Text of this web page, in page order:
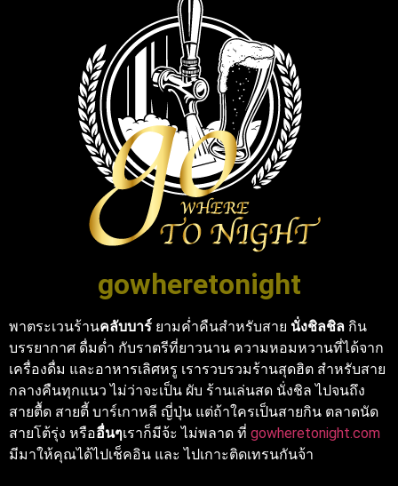
gowheretonight
พาตระเวนร้านคลับบาร์ ยามค่ำคืนสำหรับสาย นั่งชิลชิล กิน
บรรยากาศ ดื่มด่ำ กับราตรีที่ยาวนาน ความหอมหวานที่ได้จาก
เครื่องดื่ม และอาหารเลิศหรู เรารวบรวมร้านสุดฮิต สำหรับสาย
กลางคืนทุกแนว ไม่ว่าจะเป็น ผับ ร้านเล่นสด นั่งชิล ไปจนถึง
สายตื้ด สายตี้ บาร์เกาหลี ญี่ปุ่น แต่ถ้าใครเป็นสายกิน ตลาดนัด
สายโต้รุ่ง หรืออื่นๆเราก็มีจ้ะ ไม่พลาด ที่ gowheretonight.com
มีมาให้คุณได้ไปเช็คอิน และ ไปเกาะติดเทรนกันจ้า